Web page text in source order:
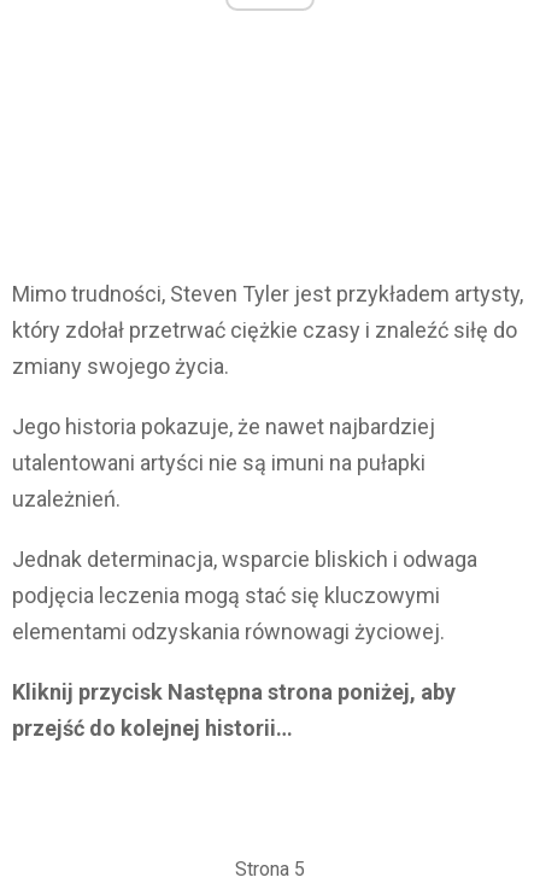
Mimo trudności, Steven Tyler jest przykładem artysty,
który zdołał przetrwać ciężkie czasy i znaleźć siłę do
zmiany swojego życia.
Jego historia pokazuje, że nawet najbardziej
utalentowani artyści nie są imuni na pułapki
uzależnień.
Jednak determinacja, wsparcie bliskich i odwaga
podjęcia leczenia mogą stać się kluczowymi
elementami odzyskania równowagi życiowej.
Kliknij przycisk Następna strona poniżej, aby
przejść do kolejnej historii…
Strona 5